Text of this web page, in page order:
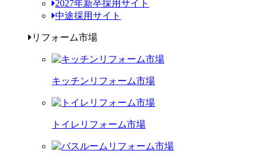
2027年新卒採用サイト
中途採用サイト
リフォーム市場
キッチンリフォーム市場
トイレリフォーム市場